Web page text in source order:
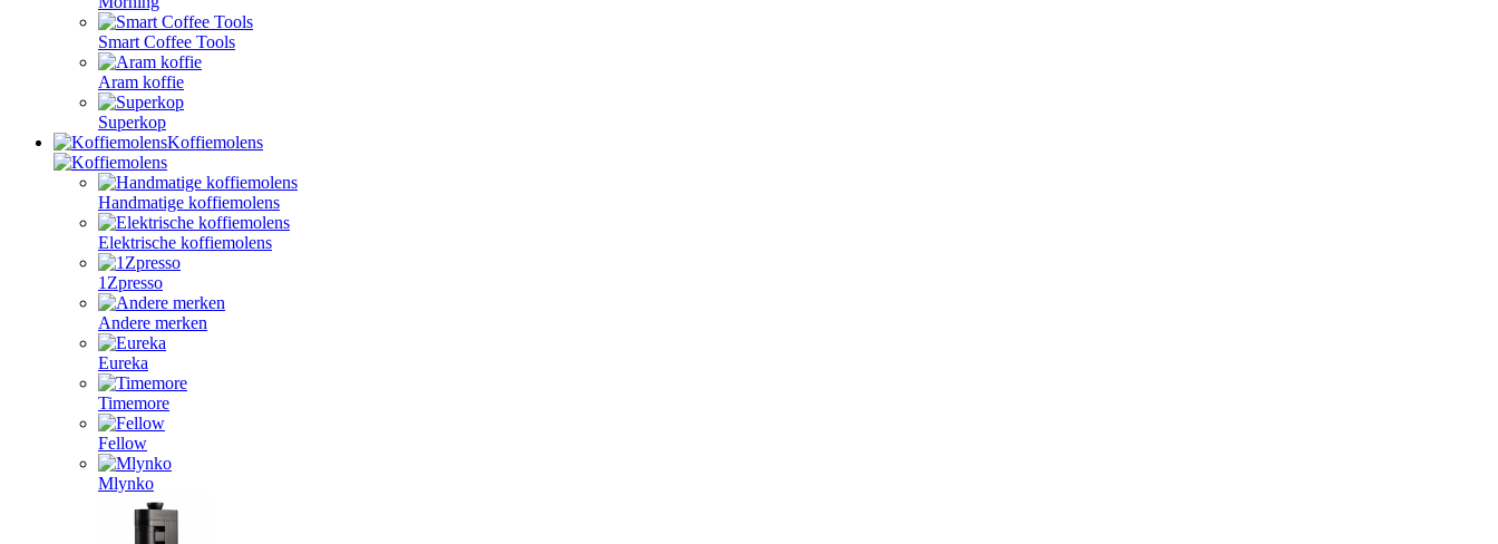
Smart Coffee Tools
Aram koffie
Superkop
Koffiemolens
Handmatige koffiemolens
Elektrische koffiemolens
1Zpresso
Andere merken
Eureka
Timemore
Fellow
Mlynko